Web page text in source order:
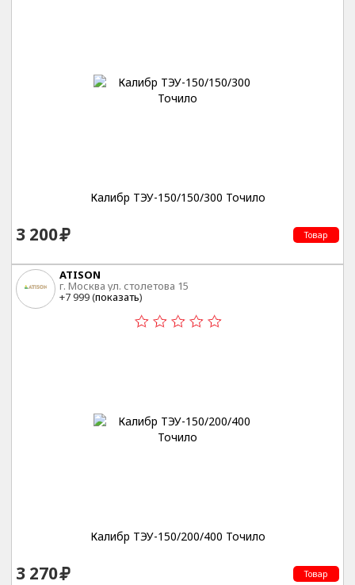
Калибр ТЭУ-150/150/300 Точило
3 200 Товар
ATISON
г. Москва ул. столетова 15
+7 999 (показать)
Калибр ТЭУ-150/200/400 Точило
3 270 Товар